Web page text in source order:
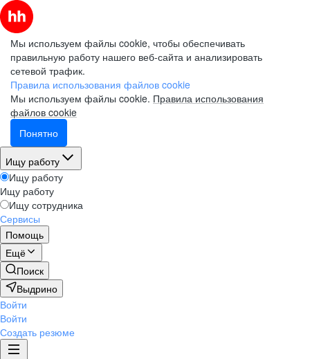
Мы используем файлы cookie, чтобы обеспечивать
правильную работу нашего веб-сайта и анализировать
сетевой трафик.
Правила использования файлов cookie
Мы используем файлы cookie. Правила использования
файлов cookie
Понятно
Ищу работу
Ищу работу
Ищу работу
Ищу сотрудника
Сервисы
Помощь
Ещё
Поиск
Выдрино
Войти
Войти
Создать резюме